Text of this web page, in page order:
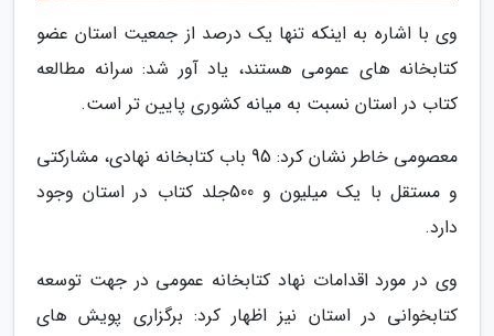
وی با اشاره به اینکه تنها یک درصد از جمعیت استان عضو
کتابخانه های عمومی هستند، یاد آور شد: سرانه مطالعه
کتاب در استان نسبت به میانه کشوری پایین تر است.
معصومی خاطر نشان کرد: 95 باب کتابخانه نهادی، مشارکتی
و مستقل با یک میلیون و 500جلد کتاب در استان وجود
دارد.
وی در مورد اقدامات نهاد کتابخانه عمومی در جهت توسعه
کتابخوانی در استان نیز اظهار کرد: برگزاری پویش های